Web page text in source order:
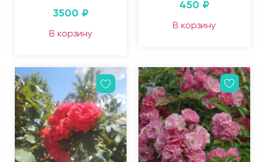
3500 ₽
В корзину
450 ₽
В корзину